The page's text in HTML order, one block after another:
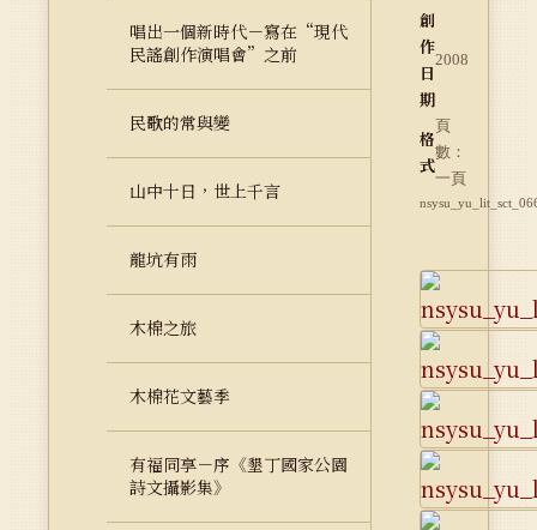
唱出一個新時代－寫在“現代
民謠創作演唱會”之前
民歌的常與變
山中十日，世上千言
龍坑有雨
木棉之旅
木棉花文藝季
有福同享－序《墾丁國家公園
詩文攝影集》
創
作
日
期
2008
格
式
頁
數：
一頁